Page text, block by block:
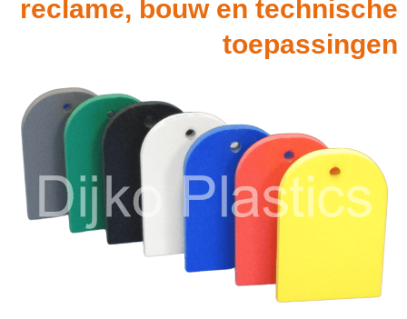
reclame, bouw en technische
toepassingen